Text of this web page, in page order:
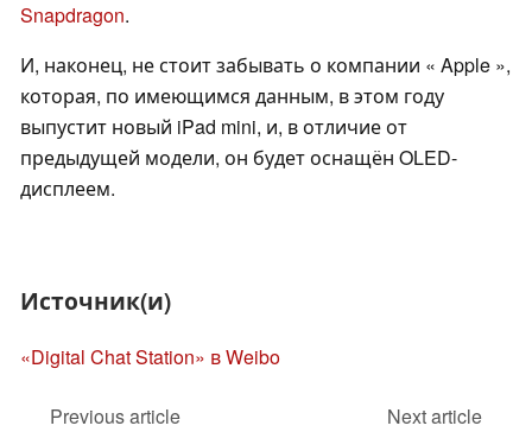
Snapdragon.
И, наконец, не стоит забывать о компании « Apple »,
которая, по имеющимся данным, в этом году
выпустит новый iPad mini, и, в отличие от
предыдущей модели, он будет оснащён OLED-
дисплеем.
Источник(и)
«Digital Chat Station» в Weibo
Previous article
Next article